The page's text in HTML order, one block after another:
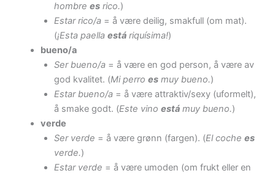
hombrees rico.)
Estar rico/a = å være deilig, smakfull (om mat).
(¡Esta paellaestá riquísima!)
bueno/a
Ser bueno/a = å være en god person, å være av
god kvalitet. (Mi perroes muy bueno.)
Estar bueno/a = å være attraktiv/sexy (uformelt),
å smake godt. (Este vinoestá muy bueno.)
verde
Ser verde = å være grønn (fargen). (El cochees
verde.)
Estar verde = å være umoden (om frukt eller en